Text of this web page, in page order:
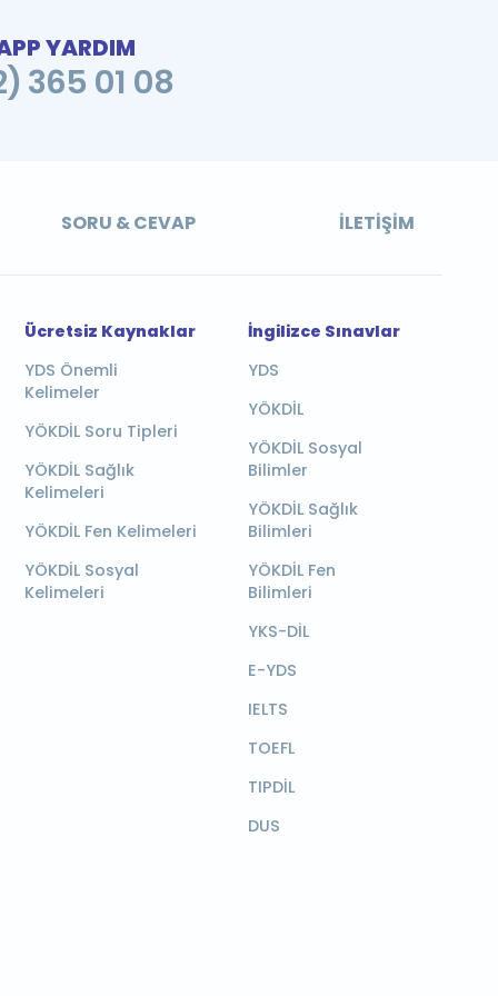
YARDIM
365 01 08
SORU & CEVAP İLETIŞIM
Ücretsiz Kaynaklar
YDS Önemli
Kelimeler
YÖKDİL Soru Tipleri
YÖKDİL Sağlık
Kelimeleri
YÖKDİL Fen Kelimeleri
YÖKDİL Sosyal
Kelimeleri
İngilizce Sınavlar
YDS
YÖKDİL
YÖKDİL Sosyal
Bilimler
YÖKDİL Sağlık
Bilimleri
YÖKDİL Fen
Bilimleri
YKS-DİL
E-YDS
IELTS
TOEFL
TIPDİL
DUS